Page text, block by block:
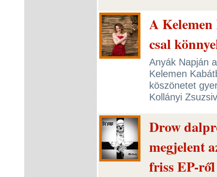
A
csal
Anyák Napján
Kelemen
köszönetet
Kollányi
Drow
megjelent
friss EP-ről